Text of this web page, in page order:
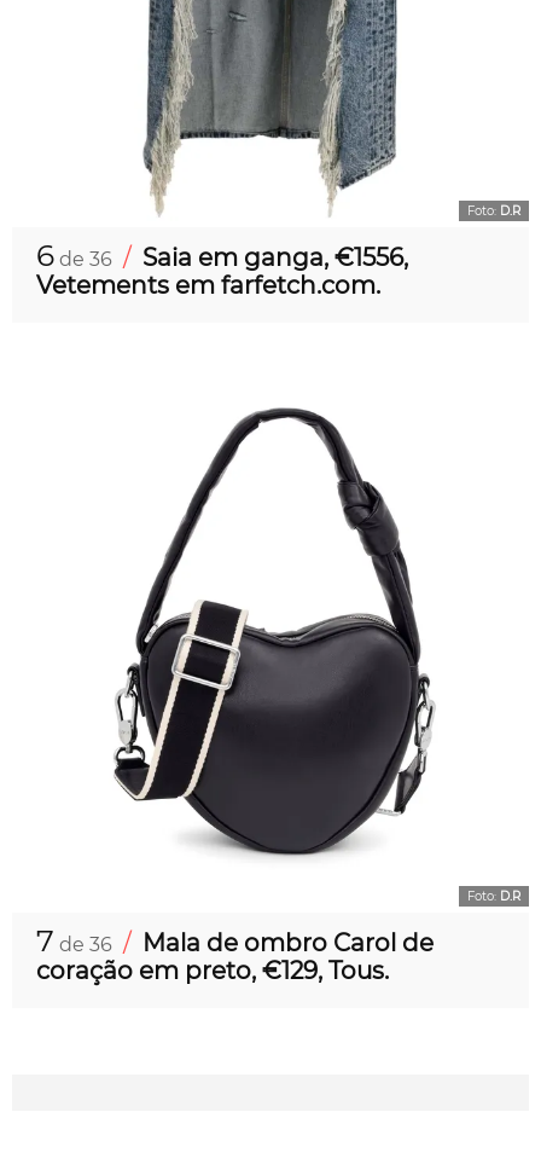
Foto: D.R
6 de 36 / Saia em ganga, €1556,
Vetements em farfetch.com.
Foto: D.R
7 de 36 / Mala de ombro Carol de
coração em preto, €129, Tous.